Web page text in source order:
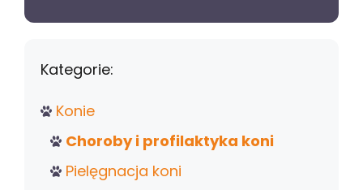
Kategorie:
Konie
Choroby i profilaktyka koni
Pielęgnacja koni